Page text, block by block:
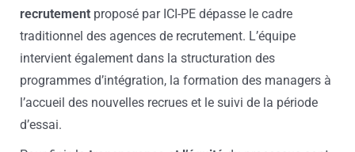
recrutement proposé par ICI-PE dépasse le cadre
traditionnel des agences de recrutement. L’équipe
intervient également dans la structuration des
programmes d’intégration, la formation des managers à
l’accueil des nouvelles recrues et le suivi de la période
d’essai.